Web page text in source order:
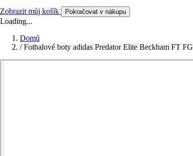
Zobrazit můj košík Pokračovat v nákupu
Loading...
Domů
/ Fotbalové boty adidas Predator Elite Beckham FT FG